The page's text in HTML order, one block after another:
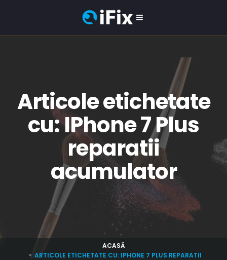
Articole etichetate
cu: IPhone 7 Plus
reparatii
acumulator
ACASĂ
ARTICOLE ETICHETATE CU: IPHONE 7 PLUS REPARATII